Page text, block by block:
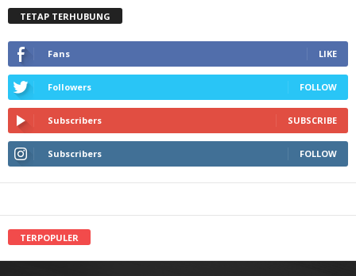
TETAP TERHUBUNG
Fans LIKE
Followers FOLLOW
Subscribers SUBSCRIBE
Subscribers FOLLOW